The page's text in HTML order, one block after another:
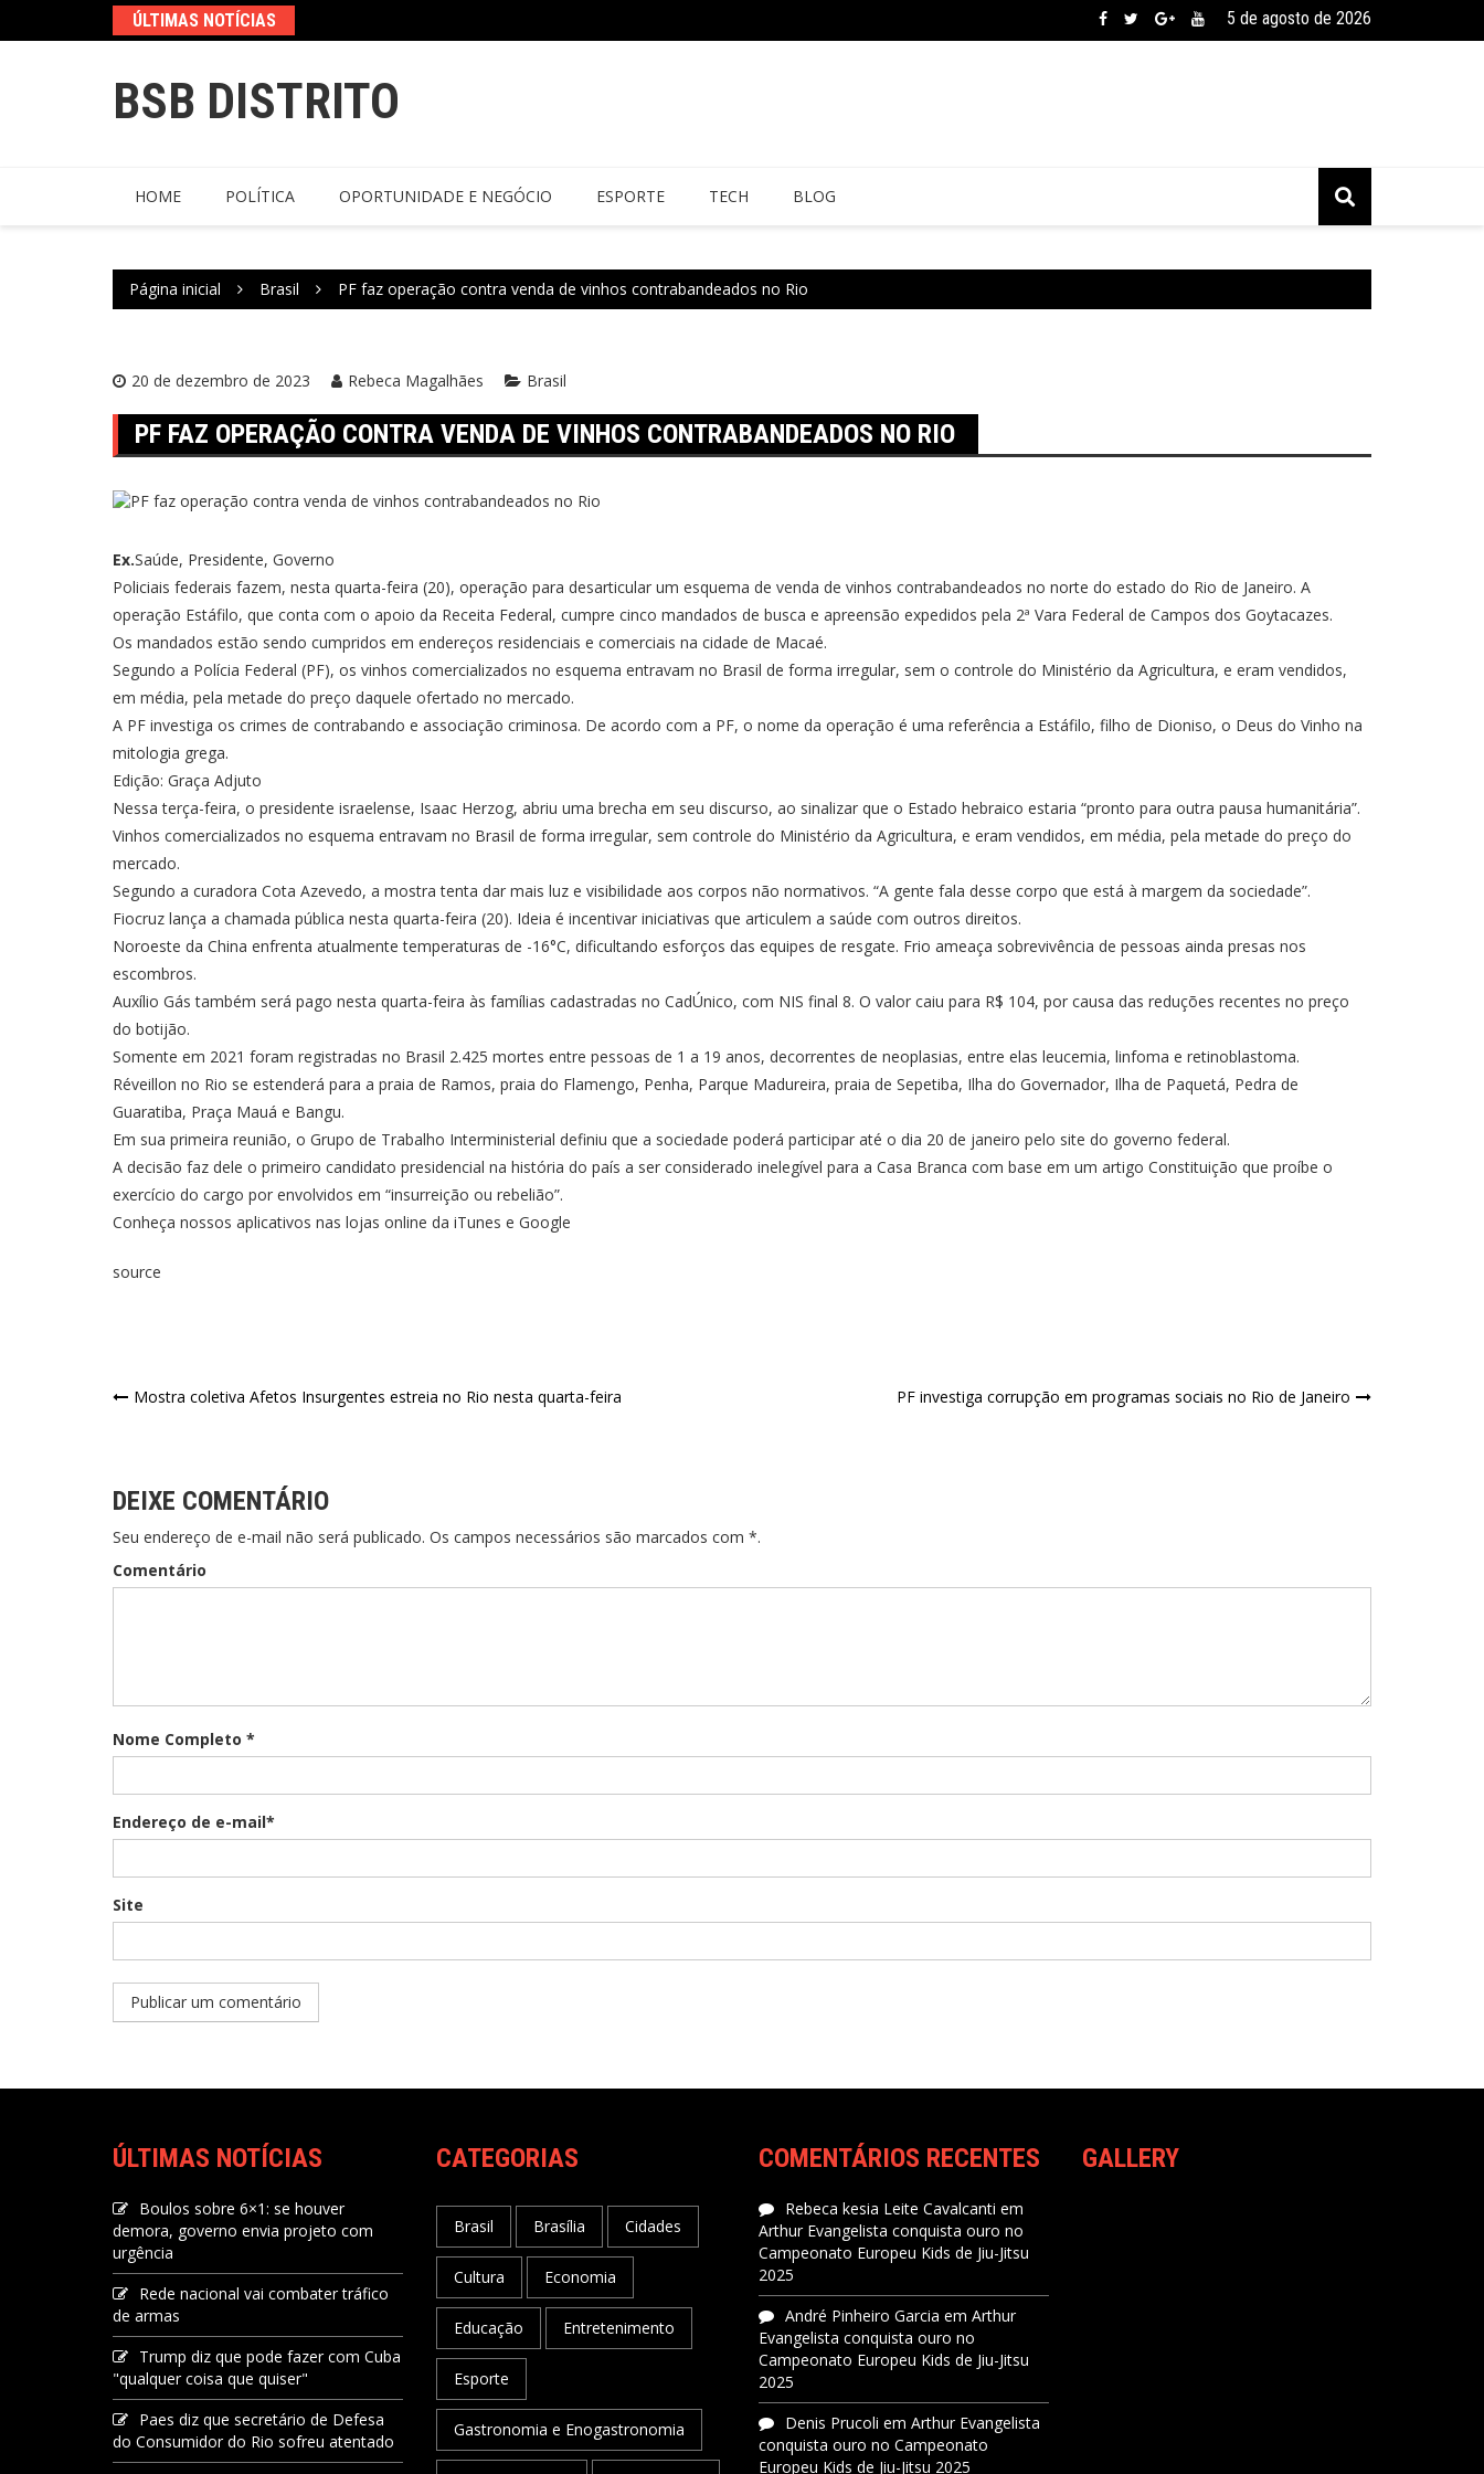
ÚLTIMAS NOTÍCIAS 5 de agosto de 2026
BSB DISTRITO
HOME POLÍTICA OPORTUNIDADE E NEGÓCIO ESPORTE TECH BLOG
Página inicial Brasil PF faz operação contra venda de vinhos contrabandeados no Rio
20 de dezembro de 2023 Rebeca Magalhães Brasil
PF FAZ OPERAÇÃO CONTRA VENDA DE VINHOS CONTRABANDEADOS NO RIO
Ex.Saúde, Presidente, Governo
Policiais federais fazem, nesta quarta-feira (20), operação para desarticular um esquema de venda de vinhos contrabandeados no norte do estado do Rio de Janeiro. A
operação Estáfilo, que conta com o apoio da Receita Federal, cumpre cinco mandados de busca e apreensão expedidos pela 2ª Vara Federal de Campos dos Goytacazes.
Os mandados estão sendo cumpridos em endereços residenciais e comerciais na cidade de Macaé.
Segundo a Polícia Federal (PF), os vinhos comercializados no esquema entravam no Brasil de forma irregular, sem o controle do Ministério da Agricultura, e eram vendidos,
em média, pela metade do preço daquele ofertado no mercado.
A PF investiga os crimes de contrabando e associação criminosa. De acordo com a PF, o nome da operação é uma referência a Estáfilo, filho de Dioniso, o Deus do Vinho na
mitologia grega.
Edição: Graça Adjuto
Nessa terça-feira, o presidente israelense, Isaac Herzog, abriu uma brecha em seu discurso, ao sinalizar que o Estado hebraico estaria “pronto para outra pausa humanitária”.
Vinhos comercializados no esquema entravam no Brasil de forma irregular, sem controle do Ministério da Agricultura, e eram vendidos, em média, pela metade do preço do
mercado.
Segundo a curadora Cota Azevedo, a mostra tenta dar mais luz e visibilidade aos corpos não normativos. “A gente fala desse corpo que está à margem da sociedade”.
Fiocruz lança a chamada pública nesta quarta-feira (20). Ideia é incentivar iniciativas que articulem a saúde com outros direitos.
Noroeste da China enfrenta atualmente temperaturas de -16°C, dificultando esforços das equipes de resgate. Frio ameaça sobrevivência de pessoas ainda presas nos
escombros.
Auxílio Gás também será pago nesta quarta-feira às famílias cadastradas no CadÚnico, com NIS final 8. O valor caiu para R$ 104, por causa das reduções recentes no preço
do botijão.
Somente em 2021 foram registradas no Brasil 2.425 mortes entre pessoas de 1 a 19 anos, decorrentes de neoplasias, entre elas leucemia, linfoma e retinoblastoma.
Réveillon no Rio se estenderá para a praia de Ramos, praia do Flamengo, Penha, Parque Madureira, praia de Sepetiba, Ilha do Governador, Ilha de Paquetá, Pedra de
Guaratiba, Praça Mauá e Bangu.
Em sua primeira reunião, o Grupo de Trabalho Interministerial definiu que a sociedade poderá participar até o dia 20 de janeiro pelo site do governo federal.
A decisão faz dele o primeiro candidato presidencial na história do país a ser considerado inelegível para a Casa Branca com base em um artigo Constituição que proíbe o
exercício do cargo por envolvidos em “insurreição ou rebelião”.
Conheça nossos aplicativos nas lojas online da iTunes e Google
source
Mostra coletiva Afetos Insurgentes estreia no Rio nesta quarta-feira PF investiga corrupção em programas sociais no Rio de Janeiro
DEIXE COMENTÁRIO
Seu endereço de e-mail não será publicado. Os campos necessários são marcados com *.
Comentário
Nome Completo *
Endereço de e-mail*
Site
ÚLTIMAS NOTÍCIAS
Boulos sobre 6×1: se houver
demora, governo envia projeto com
urgência
Rede nacional vai combater tráfico
de armas
Trump diz que pode fazer com Cuba
"qualquer coisa que quiser"
Paes diz que secretário de Defesa
do Consumidor do Rio sofreu atentado
CATEGORIAS
Brasil Brasília Cidades
Cultura Economia
Educação Entretenimento
Esporte
Gastronomia e Enogastronomia
COMENTÁRIOS RECENTES
Rebeca kesia Leite Cavalcanti em
Arthur Evangelista conquista ouro no
Campeonato Europeu Kids de Jiu-Jitsu
2025
André Pinheiro Garcia em Arthur
Evangelista conquista ouro no
Campeonato Europeu Kids de Jiu-Jitsu
2025
Denis Prucoli em Arthur Evangelista
conquista ouro no Campeonato
Europeu Kids de Jiu-Jitsu 2025
GALLERY